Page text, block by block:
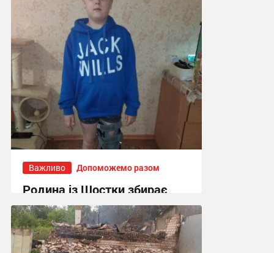
Важливо Допоможемо разом
Родина із Шостки збирає
гроші на операцію з
подовження ноги для 11-
річного сина